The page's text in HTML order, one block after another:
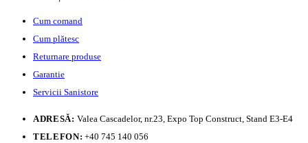
Cum comand
Cum plătesc
Returnare produse
Garantie
Servicii Sanistore
ADRESĂ: Valea Cascadelor, nr.23, Expo Top Construct, Stand E3-E4
TELEFON: +40 745 140 056